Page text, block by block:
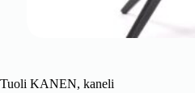
Tuoli KANEN, kaneli